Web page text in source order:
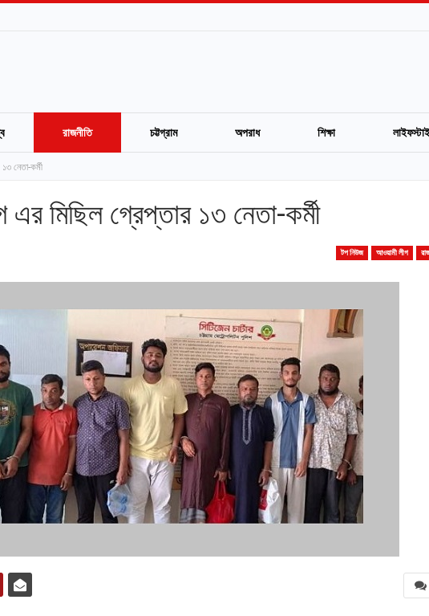
রাজনীতি চট্টগ্রাম অপরাধ শিক্ষা
নেতা-কর্মী
মিছিল গ্রেপ্তার ১৩ নেতা-কর্মী
টপ নিউজ আওয়ামী লীগ